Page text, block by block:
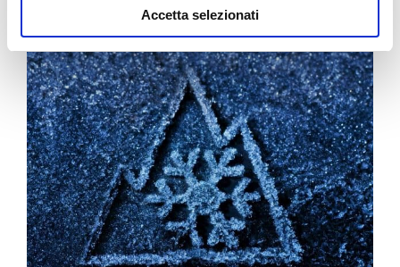
Accetta selezionati
del profilo di una montagna) presente solo
negli pneumatici invernali.